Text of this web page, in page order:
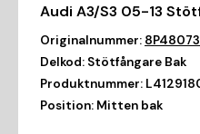
Audi A3/S3 05-13
Originalnummer:
Delkod: Stötfångare Bak
Produktnummer:
Position: Mitten bak